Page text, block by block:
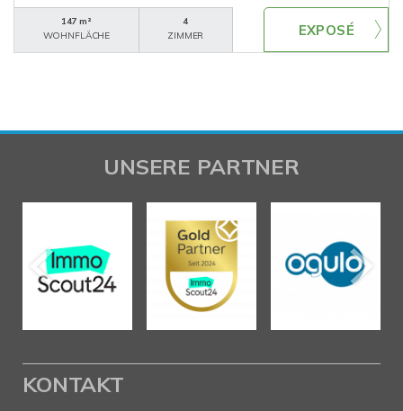
147 m²
WOHNFLÄCHE
4
ZIMMER
UNSERE PARTNER
KONTAKT